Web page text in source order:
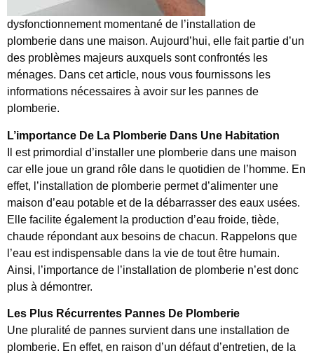
dysfonctionnement momentané de l’installation de
plomberie dans une maison. Aujourd’hui, elle fait partie d’un
des problèmes majeurs auxquels sont confrontés les
ménages. Dans cet article, nous vous fournissons les
informations nécessaires à avoir sur les pannes de
plomberie.
L’importance De La Plomberie Dans Une Habitation
Il est primordial d’installer une plomberie dans une maison
car elle joue un grand rôle dans le quotidien de l’homme. En
effet, l’installation de plomberie permet d’alimenter une
maison d’eau potable et de la débarrasser des eaux usées.
Elle facilite également la production d’eau froide, tiède,
chaude répondant aux besoins de chacun. Rappelons que
l’eau est indispensable dans la vie de tout être humain.
Ainsi, l’importance de l’installation de plomberie n’est donc
plus à démontrer.
Les Plus Récurrentes Pannes De Plomberie
Une pluralité de pannes survient dans une installation de
plomberie. En effet, en raison d’un défaut d’entretien, de la